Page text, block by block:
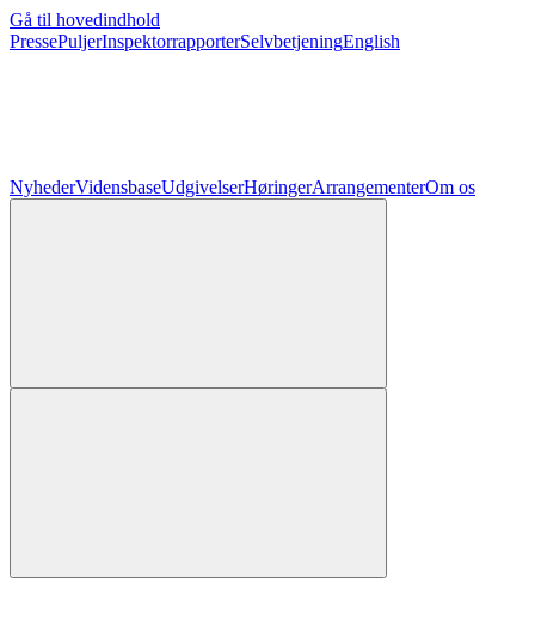
Gå til hovedindhold
PressePuljerInspektorrapporterSelvbetjeningEnglish
NyhederVidensbaseUdgivelserHøringerArrangementerOm os